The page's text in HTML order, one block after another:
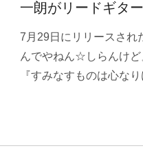
一朗がリードギタ
7月29日にリリースさ
んでやねん☆しらんけど
『すみなすものは心な